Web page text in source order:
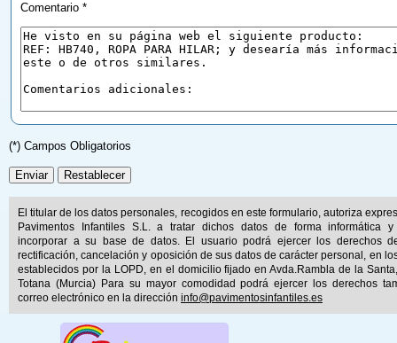
Comentario *
(*) Campos Obligatorios
El titular de los datos personales, recogidos en este formulario, autoriza
Pavimentos Infantiles S.L. a tratar dichos datos de forma informática y
incorporar a su base de datos. El usuario podrá ejercer los derechos
rectificación, cancelación y oposición de sus datos de carácter personal, en
establecidos por la LOPD, en el domicilio fijado en Avda.Rambla de la
Totana (Murcia) Para su mayor comodidad podrá ejercer los derechos
correo electrónico en la dirección info@pavimentosinfantiles.es